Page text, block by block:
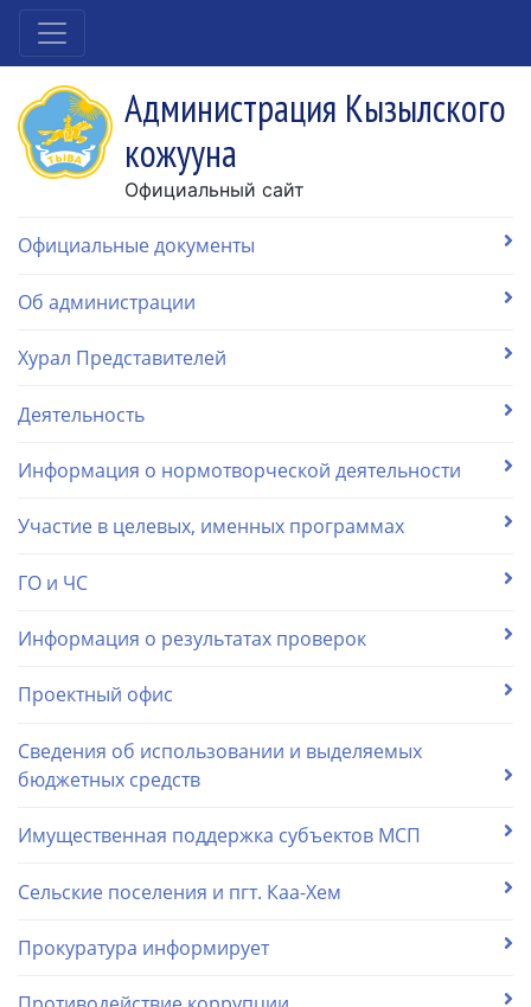
Администрация Кызылского
кожууна
Официальный сайт
Официальные документы
Об администрации
Хурал Представителей
Деятельность
Информация о нормотворческой деятельности
Участие в целевых, именных программах
ГО и ЧС
Информация о результатах проверок
Проектный офис
Сведения об использовании и выделяемых
бюджетных средств
Имущественная поддержка субъектов МСП
Сельские поселения и пгт. Каа-Хем
Прокуратура информирует